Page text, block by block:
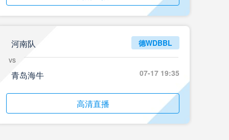
河南队
vs
青岛海牛
德WDBBL
07-17 19:35
高清直播